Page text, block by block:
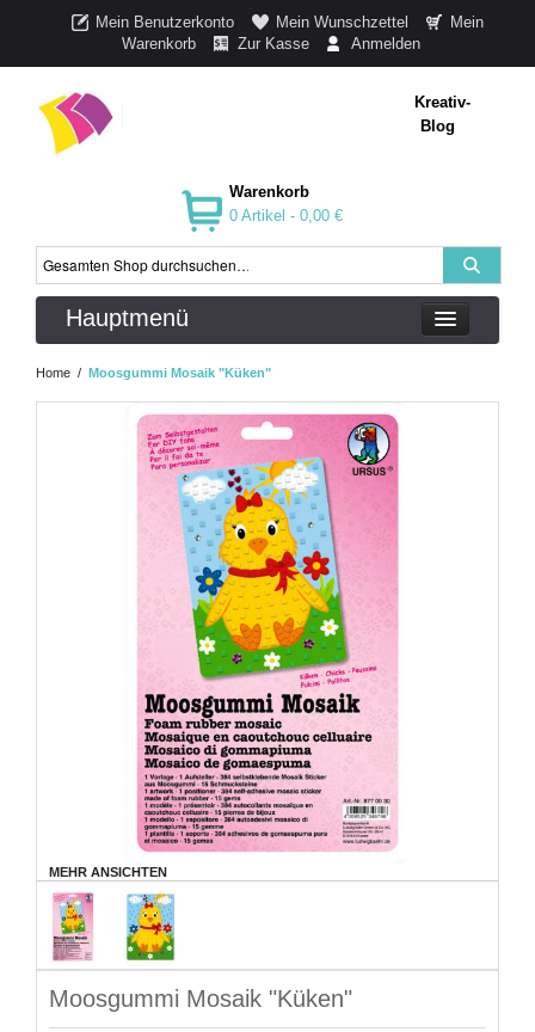
Mein Benutzerkonto Mein Wunschzettel
Mein
Warenkorb
Zur Kasse Anmelden
Kreativ-
Blog
Warenkorb
0 Artikel - 0,00 €
Hauptmenü
Home / Moosgummi Mosaik "Küken"
MEHR ANSICHTEN
Moosgummi Mosaik "Küken"